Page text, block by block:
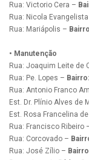
Rua: Victorio Cera –
Rua: Nicola
Rua: Mariápolis –
• Manutenção
Rua: Joaquim Leite de
Rua: Pe. Lopes – Bairro:
Rua: Antonio Franco
Est. Dr. Plínio Alves de
Est. Rosa Francelina
Rua: Francisco Ribeiro
Rua: Corcovado –
Rua: José Zílio –